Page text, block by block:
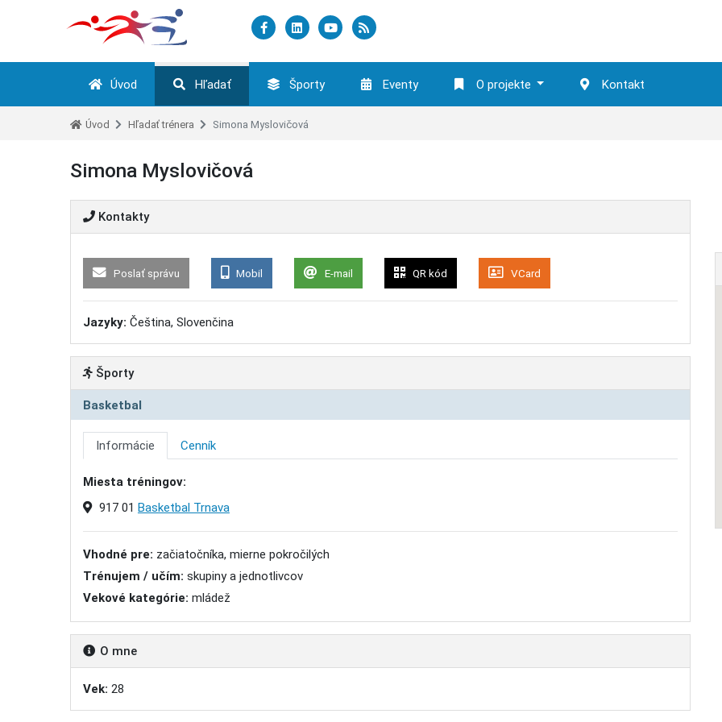
Úvod Hľadať Športy Eventy O projekte Kontakt
Úvod Hľadať trénera Simona Myslovičová
Simona Myslovičová
Kontakty
Poslať správu Mobil E-mail QR kód VCard
Jazyky: Čeština, Slovenčina
Športy
Basketbal
Informácie Cenník
Miesta tréningov:
917 01 Basketbal Trnava
Vhodné pre: začiatočníka, mierne pokročilých
Trénujem / učím: skupiny a jednotlivcov
Vekové kategórie: mládež
O mne
Vek: 28